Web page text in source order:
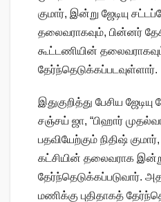
குமார், இன்று ஜேடியு
தலைவராகவும், பின்னர்
கூட்டணியின்
தேர்ந்தெடுக்கப்படவுள்ளார்.
இதுகுறித்து பேசிய
சஞ்சய் ஜா, “பிஹார்
பதவியேற்கும் நிதிஷ்
கட்சியின் தலைவராக
தேர்ந்தெடுக்கப்படுவார்.
மணிக்கு புதிதாகத்